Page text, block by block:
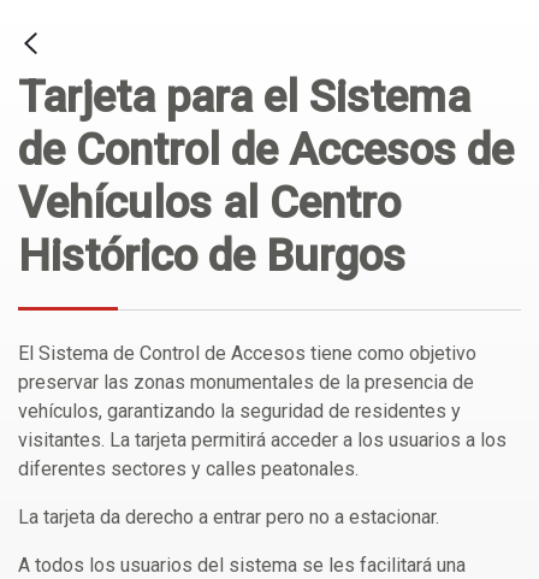
Tarjeta para el Sistema
de Control de Accesos de
Vehículos al Centro
Histórico de Burgos
El Sistema de Control de Accesos tiene como objetivo
preservar las zonas monumentales de la presencia de
vehículos, garantizando la seguridad de residentes y
visitantes. La tarjeta permitirá acceder a los usuarios a los
diferentes sectores y calles peatonales.
La tarjeta da derecho a entrar pero no a estacionar.
A todos los usuarios del sistema se les facilitará una